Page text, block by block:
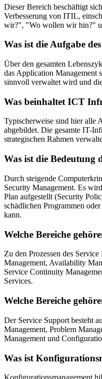
Dieser Bereich beschäftigt
Verbesserung von ITIL,
wir?", "Wo wollen wir hin?"
Was ist die Aufgabe
Über den gesamten
das Application Management
sinnvoll verwaltet wird und
Was beinhaltet ICT
Typischerweise sind hier alle
abgebildet. Die gesamte IT-
strategischen Rahmen
Was ist die Bedeutung
Durch steigende
Security Management. Es
Plan aufgestellt (Security
schädlichen Programmen
kann.
Welche Bereiche
Zu den Prozessen des
Management, Availability
Service Continuity
Services.
Welche Bereiche
Der Service Support besteht
Management, Problem
Management und
Was ist